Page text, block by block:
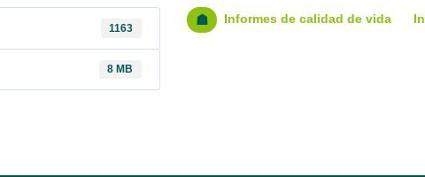
1163
8 MB
☗ Informes de calidad de vida